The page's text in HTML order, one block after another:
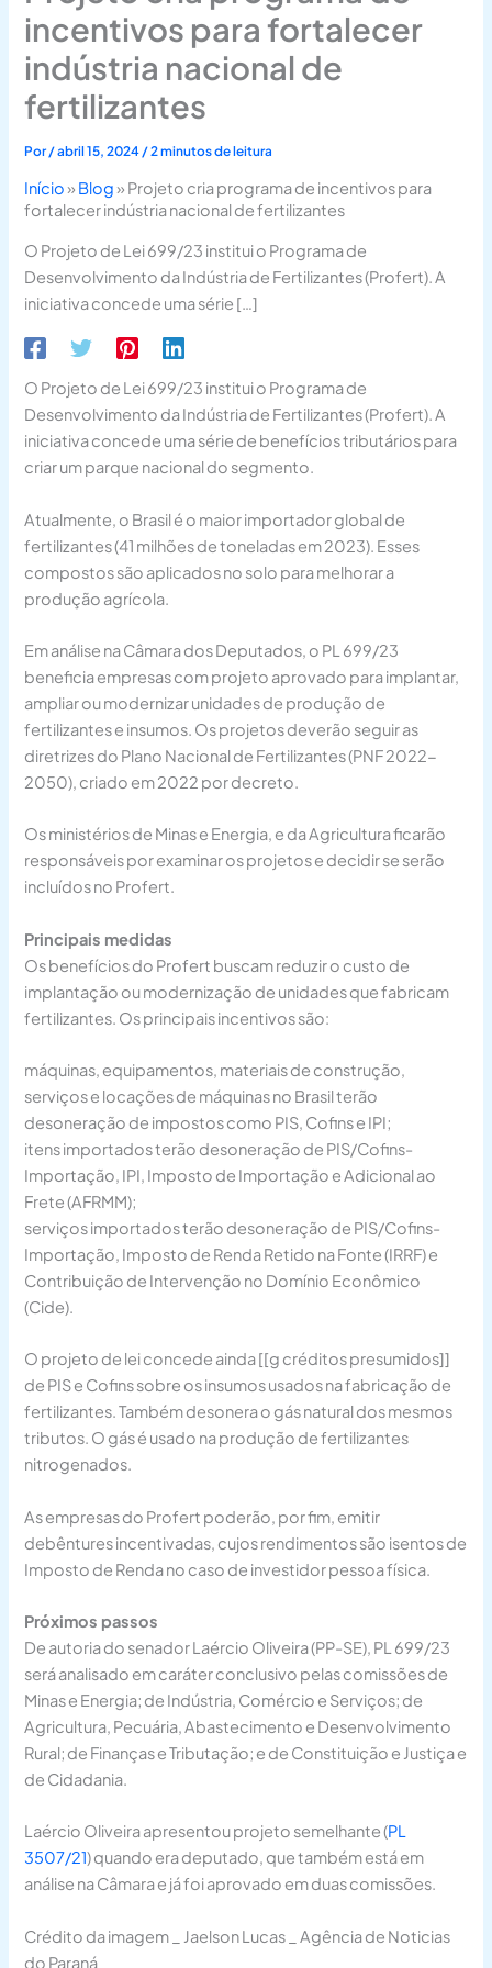
incentivos para fortalecer
indústria nacional de
fertilizantes
Por/abril 15, 2024 /2 minutos de leitura
Início» Blog» Projeto cria programa de incentivos para
fortalecer indústria nacional de fertilizantes
O Projeto de Lei 699/23 institui o Programa de
Desenvolvimento da Indústria de Fertilizantes (Profert). A
iniciativa concede uma série […]
O Projeto de Lei 699/23 institui o Programa de
Desenvolvimento da Indústria de Fertilizantes (Profert). A
iniciativa concede uma série de benefícios tributários para
criar um parque nacional do segmento.
Atualmente, o Brasil é o maior importador global de
fertilizantes (41 milhões de toneladas em 2023). Esses
compostos são aplicados no solo para melhorar a
produção agrícola.
Em análise na Câmara dos Deputados, o PL 699/23
beneficia empresas com projeto aprovado para implantar,
ampliar ou modernizar unidades de produção de
fertilizantes e insumos. Os projetos deverão seguir as
diretrizes do Plano Nacional de Fertilizantes (PNF 2022-
2050), criado em 2022 por decreto.
Os ministérios de Minas e Energia, e da Agricultura ficarão
responsáveis por examinar os projetos e decidir se serão
incluídos no Profert.
Principais medidas
Os benefícios do Profert buscam reduzir o custo de
implantação ou modernização de unidades que fabricam
fertilizantes. Os principais incentivos são:
máquinas, equipamentos, materiais de construção,
serviços e locações de máquinas no Brasil terão
desoneração de impostos como PIS, Cofins e IPI;
itens importados terão desoneração de PIS/Cofins-
Importação, IPI, Imposto de Importação e Adicional ao
Frete (AFRMM);
serviços importados terão desoneração de PIS/Cofins-
Importação, Imposto de Renda Retido na Fonte (IRRF) e
Contribuição de Intervenção no Domínio Econômico
(Cide).
O projeto de lei concede ainda [[g créditos presumidos]]
de PIS e Cofins sobre os insumos usados na fabricação de
fertilizantes. Também desonera o gás natural dos mesmos
tributos. O gás é usado na produção de fertilizantes
nitrogenados.
As empresas do Profert poderão, por fim, emitir
debêntures incentivadas, cujos rendimentos são isentos de
Imposto de Renda no caso de investidor pessoa física.
Próximos passos
De autoria do senador Laércio Oliveira (PP-SE), PL 699/23
será analisado em caráter conclusivo pelas comissões de
Minas e Energia; de Indústria, Comércio e Serviços; de
Agricultura, Pecuária, Abastecimento e Desenvolvimento
Rural; de Finanças e Tributação; e de Constituição e Justiça e
de Cidadania.
Laércio Oliveira apresentou projeto semelhante (PL
3507/21) quando era deputado, que também está em
análise na Câmara e já foi aprovado em duas comissões.
Crédito da imagem _ Jaelson Lucas _ Agência de Noticias
do Paraná